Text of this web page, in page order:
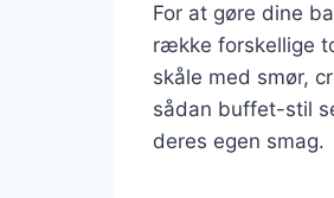
For at gøre dine
række forskellige
skåle med smør,
sådan buffet-stil
deres egen smag.